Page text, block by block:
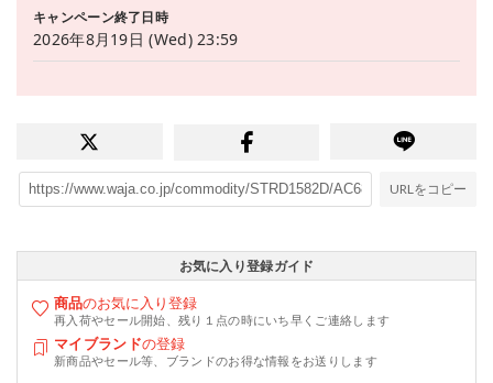
キャンペーン終了日時
2026年8月19日 (Wed) 23:59
URLをコピー
お気に入り登録ガイド
商品のお気に入り登録
再入荷やセール開始、残り１点の時にいち早くご連絡します
マイブランドの登録
新商品やセール等、ブランドのお得な情報をお送りします